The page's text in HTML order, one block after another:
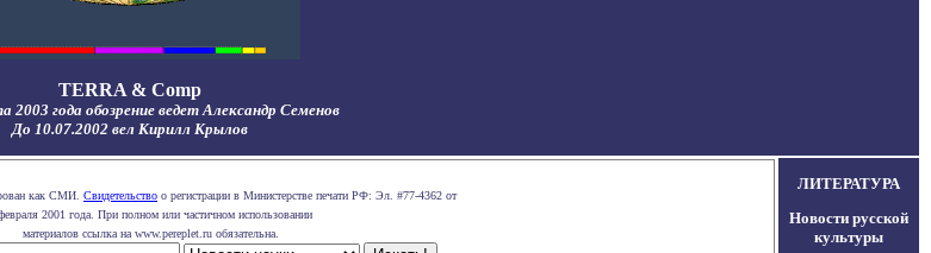
TERRA & Comp
2003 года обозрение ведет Александр Семенов
До 10.07.2002 вел Кирилл Крылов
как СМИ. Свидетельство о регистрации в Министерстве печати РФ: Эл. #77-4362 от
2001 года. При полном или частичном использовании
материалов ссылка на www.pereplet.ru обязательна.
ЛИТЕРАТУРА
Новости русской
культуры